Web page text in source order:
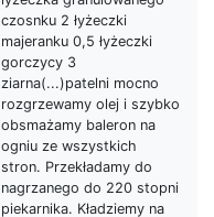
czosnku 2 łyżeczki
majeranku 0,5 łyżeczki
gorczycy 3
ziarna(...)patelni mocno
rozgrzewamy olej i szybko
obsmażamy baleron na
ogniu ze wszystkich
stron. Przekładamy do
nagrzanego do 220 stopni
piekarnika. Kładziemy na